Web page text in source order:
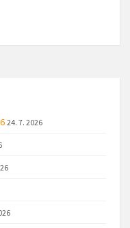
24. 7. 2026